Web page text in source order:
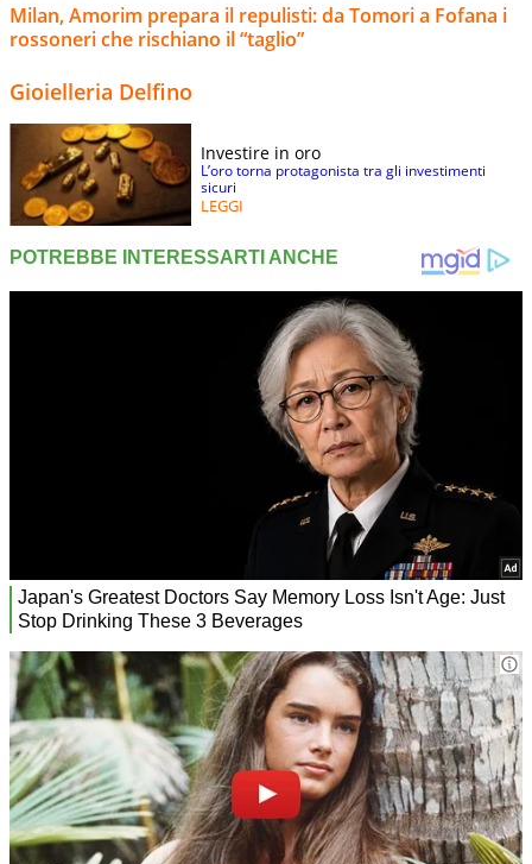
Milan, Amorim prepara il repulisti: da Tomori a Fofana i
rossoneri che rischiano il “taglio”
Gioielleria Delfino
Investire in oro
L’oro torna protagonista tra gli investimenti
sicuri
LEGGI